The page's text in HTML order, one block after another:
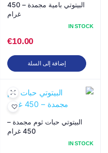
البيتوتي بامية مجمدة – 450
غرام
IN STOCK
€10.00
إضافة إلى السلة
البيتوتي حبات ثوم مجمدة –
450 غرام
IN STOCK